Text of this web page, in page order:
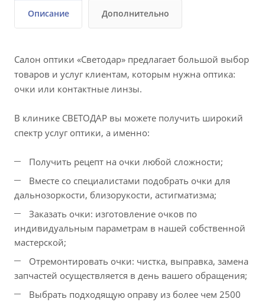
Описание Дополнительно
Салон оптики «Светодар» предлагает большой выбор
товаров и услуг клиентам, которым нужна оптика:
очки или контактные линзы.
В клинике СВЕТОДАР вы можете получить широкий
спектр услуг оптики, а именно:
Получить рецепт на очки любой сложности;
Вместе со специалистами подобрать очки для
дальнозоркости, близорукости, астигматизма;
Заказать очки: изготовление очков по
индивидуальным параметрам в нашей собственной
мастерской;
Отремонтировать очки: чистка, выправка, замена
запчастей осуществляется в день вашего обращения;
Выбрать подходящую оправу из более чем 2500